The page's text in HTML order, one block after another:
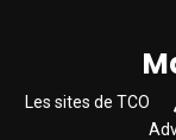
Les sites de TCO